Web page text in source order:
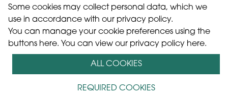
© 2026 Peppermill Casinos, Inc.
Nakareserba ang Lahat ng Karapatan.
El español Tagalog 简体中文）
Some cookies may collect personal data, which we
use in accordance with our privacy policy.
You can manage your cookie preferences using the
buttons here. You can view our privacy policy here.
ALL COOKIES
REQUIRED COOKIES